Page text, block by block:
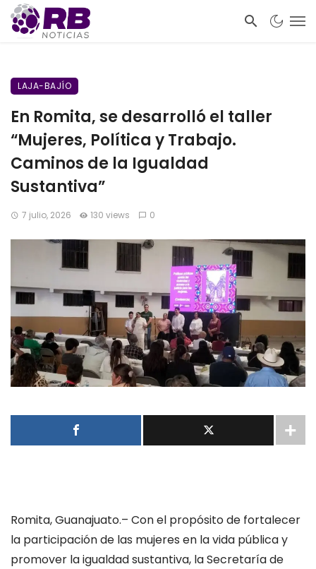
LAJA-BAJÍO
En Romita, se desarrolló el taller
“Mujeres, Política y Trabajo.
Caminos de la Igualdad
Sustantiva”
7 julio, 2026 130 views 0
Romita, Guanajuato.– Con el propósito de fortalecer
la participación de las mujeres en la vida pública y
promover la igualdad sustantiva, la Secretaría de